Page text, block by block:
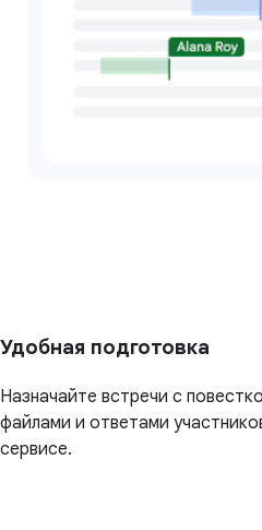
Удобная подготовка
Назначайте встречи с
файлами и ответами
сервисе.